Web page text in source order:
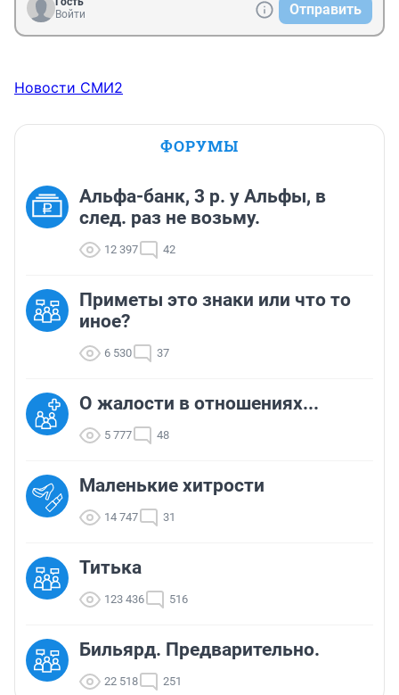
Войти
Отправить
Новости СМИ2
ФОРУМЫ
Альфа-банк, 3 р. у Альфы, в
след. раз не возьму.
12 397 42
Приметы это знаки или что то
иное?
6 530 37
О жалости в отношениях...
5 777 48
Маленькие хитрости
14 747 31
Титька
123 436 516
Бильярд. Предварительно.
22 518 251